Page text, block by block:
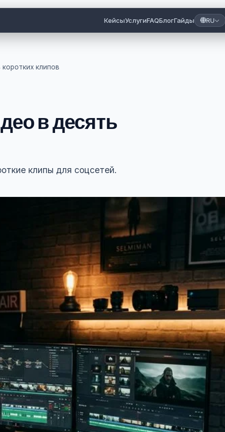
КейсыУслугиFAQБлогГайды RU
клипов
в десять
клипы для соцсетей.